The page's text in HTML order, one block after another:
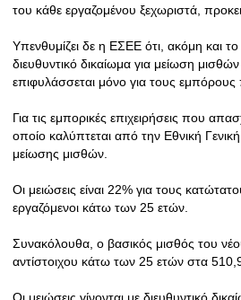
του κάθε εργαζομένου ξεχωριστά,
Υπενθυμίζει δε η ΕΣΕΕ ότι, ακόμη και
διευθυντικό δικαίωμα για μείωση
επιφυλάσσεται μόνο για τους
Για τις εμπορικές επιχειρήσεις που
οποίο καλύπτεται από την Εθνική
μείωσης μισθών.
Οι μειώσεις είναι 22% για τους
εργαζόμενοι κάτω των 25 ετών.
Συνακόλουθα, ο βασικός μισθός του
αντίστοιχου κάτω των 25 ετών στα